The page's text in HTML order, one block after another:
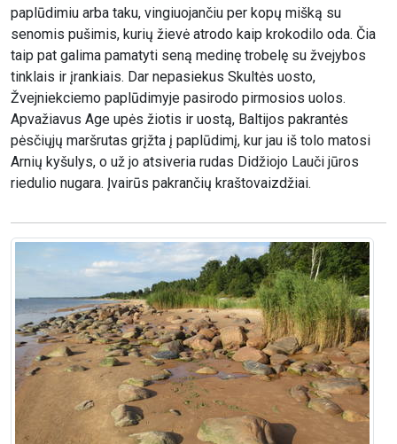
paplūdimiu arba taku, vingiuojančiu per kopų mišką su
senomis pušimis, kurių žievė atrodo kaip krokodilo oda. Čia
taip pat galima pamatyti seną medinę trobelę su žvejybos
tinklais ir įrankiais. Dar nepasiekus Skultės uosto,
Žvejniekciemo paplūdimyje pasirodo pirmosios uolos.
Apvažiavus Age upės žiotis ir uostą, Baltijos pakrantės
pėsčiųjų maršrutas grįžta į paplūdimį, kur jau iš tolo matosi
Arnių kyšulys, o už jo atsiveria rudas Didžiojo Lauči jūros
riedulio nugara. Įvairūs pakrančių kraštovaizdžiai.